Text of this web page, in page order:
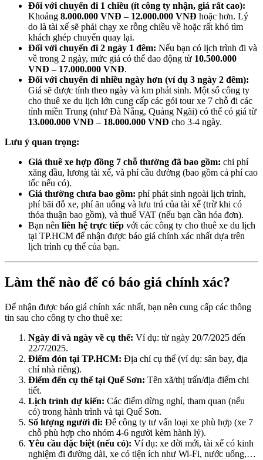
Đối với chuyến đi 1 chiều (ít công ty nhận, giá rất cao):
Khoảng 8.000.000 VNĐ – 12.000.000 VNĐ hoặc hơn. Lý
do là tài xế sẽ phải chạy xe rỗng chiều về hoặc rất khó tìm
khách ghép chuyến quay lại.
Đối với chuyến đi 2 ngày 1 đêm: Nếu bạn có lịch trình đi và
về trong 2 ngày, mức giá có thể dao động từ 10.500.000
VNĐ – 17.000.000 VNĐ.
Đối với chuyến đi nhiều ngày hơn (ví dụ 3 ngày 2 đêm):
Giá sẽ được tính theo ngày và km phát sinh. Một số công ty
cho thuê xe du lịch lớn cung cấp các gói tour xe 7 chỗ đi các
tỉnh miền Trung (như Đà Nẵng, Quảng Ngãi) có thể có giá từ
13.000.000 VNĐ – 18.000.000 VNĐ cho 3-4 ngày.
Lưu ý quan trọng:
Giá thuê xe hợp đồng 7 chỗ thường đã bao gồm: chi phí
xăng dầu, lương tài xế, và phí cầu đường (bao gồm cả phí cao
tốc nếu có).
Giá thường chưa bao gồm: phí phát sinh ngoài lịch trình,
phí bãi đỗ xe, phí ăn uống và lưu trú của tài xế (trừ khi có
thỏa thuận bao gồm), và thuế VAT (nếu bạn cần hóa đơn).
Bạn nên liên hệ trực tiếp với các công ty cho thuê xe du lịch
tại TP.HCM để nhận được báo giá chính xác nhất dựa trên
lịch trình cụ thể của bạn.
Làm thế nào để có báo giá chính xác?
Để nhận được báo giá chính xác nhất, bạn nên cung cấp các thông
tin sau cho công ty cho thuê xe:
Ngày đi và ngày về cụ thể: Ví dụ: từ ngày 20/7/2025 đến
22/7/2025.
Điểm đón tại TP.HCM: Địa chỉ cụ thể (ví dụ: sân bay, địa
chỉ nhà riêng).
Điểm đến cụ thể tại Quế Sơn: Tên xã/thị trấn/địa điểm chi
tiết.
Lịch trình dự kiến: Các điểm dừng nghỉ, tham quan (nếu
có) trong hành trình và tại Quế Sơn.
Số lượng người đi: Để công ty tư vấn loại xe phù hợp (xe 7
chỗ phù hợp cho nhóm 4-6 người kèm hành lý).
Yêu cầu đặc biệt (nếu có): Ví dụ: xe đời mới, tài xế có kinh
nghiệm đi đường dài, xe có tiện ích như Wi-Fi, nước uống,…